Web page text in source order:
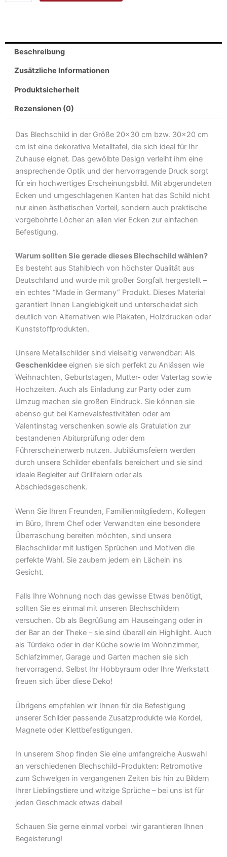
-
Spruch
hüte
vor
Ossis
Menge
Beschreibung
Zusätzliche Informationen
Produktsicherheit
Rezensionen (0)
Das Blechschild in der Größe 20×30 cm bzw. 30×20 cm
cm ist eine dekorative Metalltafel, die sich ideal für Ihr
Zuhause eignet. Das gewölbte Design verleiht ihm eine
ansprechende Optik und der hervorragende Druck sorgt
für ein hochwertiges Erscheinungsbild. Mit abgerundeten
Ecken und umgeschlagenen Kanten hat das Schild nicht
nur einen ästhetischen Vorteil, sondern auch praktische
vorgebohrte Löcher an allen vier Ecken zur einfachen
Befestigung.
Warum sollten Sie gerade dieses Blechschild wählen?
Es besteht aus Stahlblech von höchster Qualität aus
Deutschland und wurde mit großer Sorgfalt hergestellt –
ein echtes “Made in Germany” Produkt. Dieses Material
garantiert Ihnen Langlebigkeit und unterscheidet sich
deutlich von Alternativen wie Plakaten, Holzdrucken oder
Kunststoffprodukten.
Unsere Metallschilder sind vielseitig verwendbar: Als
Geschenkidee eignen sie sich perfekt zu Anlässen wie
Weihnachten, Geburtstagen, Mutter- oder Vatertag sowie
Hochzeiten. Auch als Einladung zur Party oder zum
Umzug machen sie großen Eindruck. Sie können sie
ebenso gut bei Karnevalsfestivitäten oder am
Valentinstag verschenken sowie als Gratulation zur
bestandenen Abiturprüfung oder dem
Führerscheinerwerb nutzen. Jubiläumsfeiern werden
durch unsere Schilder ebenfalls bereichert und sie sind
ideale Begleiter auf Grillfeiern oder als
Abschiedsgeschenk.
Wenn Sie Ihren Freunden, Familienmitgliedern, Kollegen
im Büro, Ihrem Chef oder Verwandten eine besondere
Überraschung bereiten möchten, sind unsere
Blechschilder mit lustigen Sprüchen und Motiven die
perfekte Wahl. Sie zaubern jedem ein Lächeln ins
Gesicht.
Falls Ihre Wohnung noch das gewisse Etwas benötigt,
sollten Sie es einmal mit unseren Blechschildern
versuchen. Ob als Begrüßung am Hauseingang oder in
der Bar an der Theke – sie sind überall ein Highlight. Auch
als Türdeko oder in der Küche sowie im Wohnzimmer,
Schlafzimmer, Garage und Garten machen sie sich
hervorragend. Selbst Ihr Hobbyraum oder Ihre Werkstatt
freuen sich über diese Deko!
Übrigens empfehlen wir Ihnen für die Befestigung
unserer Schilder passende Zusatzprodukte wie Kordel,
Magnete oder Klettbefestigungen.
In unserem Shop finden Sie eine umfangreiche Auswahl
an verschiedenen Blechschild-Produkten: Retromotive
zum Schwelgen in vergangenen Zeiten bis hin zu Bildern
Ihrer Lieblingstiere und witzige Sprüche – bei uns ist für
jeden Geschmack etwas dabei!
Schauen Sie gerne einmal vorbei  wir garantieren Ihnen
Begeisterung!